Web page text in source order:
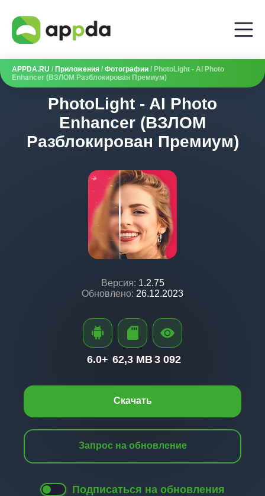
APPDA.RU / Приложения / Фотографии / PhotoLight - AI Photo
Enhancer (ВЗЛОМ Разблокирован Премиум)
PhotoLight - AI Photo
Enhancer (ВЗЛОМ
Разблокирован Премиум)
Версия: 1.2.75
Обновлено: 26.12.2023
Скачать
Запрос на обновление
Подписаться на обновления
6.0+ 62,3 MB3 092